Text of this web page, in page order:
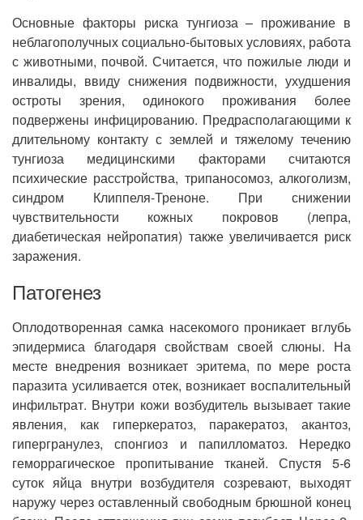
Основные факторы риска тунгиоза – проживание в
неблагополучных социально-бытовых условиях, работа
с животными, почвой. Считается, что пожилые люди и
инвалиды, ввиду снижения подвижности, ухудшения
остроты зрения, одинокого проживания более
подвержены инфицированию. Предрасполагающими к
длительному контакту с землей и тяжелому течению
тунгиоза медицинскими факторами считаются
психические расстройства, трипаносомоз, алкоголизм,
синдром Клиппеля-Треноне. При снижении
чувствительности кожных покровов (лепра,
диабетическая нейропатия) также увеличивается риск
заражения.
Патогенез
Оплодотворенная самка насекомого проникает вглубь
эпидермиса благодаря свойствам своей слюны. На
месте внедрения возникает эритема, по мере роста
паразита усиливается отек, возникает воспалительный
инфильтрат. Внутри кожи возбудитель вызывает такие
явления, как гиперкератоз, паракератоз, акантоз,
гипергранулез, спонгиоз и папилломатоз. Нередко
геморрагическое пропитывание тканей. Спустя 5-6
суток яйца внутри возбудителя созревают, выходят
наружу через оставленный свободным брюшной конец